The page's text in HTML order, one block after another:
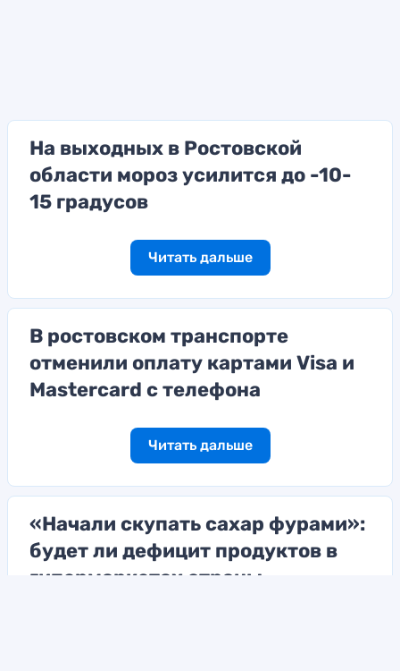
На выходных в Ростовской
области мороз усилится до -10-
15 градусов
Читать дальше
В ростовском транспорте
отменили оплату картами Visa и
Mastercard с телефона
Читать дальше
«Начали скупать сахар фурами»:
будет ли дефицит продуктов в
гипермаркетах страны